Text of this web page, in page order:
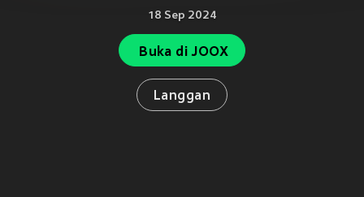
18 Sep 2024
Buka di JOOX
Langgan